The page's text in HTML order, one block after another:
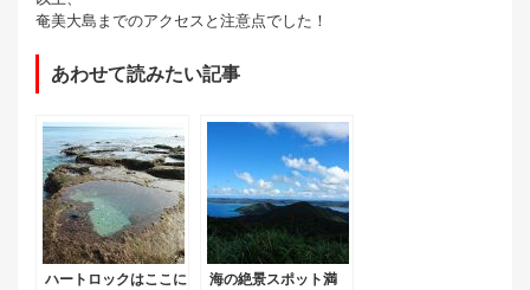
奄美大島までのアクセスと注意点でした！
あわせて読みたい記事
ハートロックはここに
海の絶景スポット満